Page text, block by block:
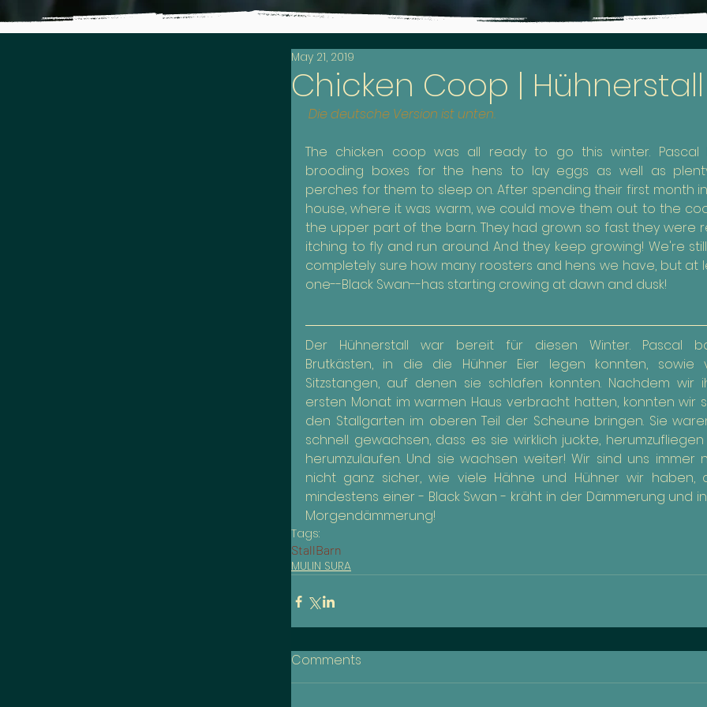
Chicken Coop | Hühnerstall
May 21, 2019
Die deutsche Version ist unten.
The chicken coop was all ready to go this winter. Pascal
brooding boxes for the hens to lay eggs as well as
perches for them to sleep on. After spending their first month
house, where it was warm, we could move them out to the
the upper part of the barn. They had grown so fast they were
itching to fly and run around. And they keep growing! We're
completely sure how many roosters and hens we have, but at
one--Black Swan--has starting crowing at dawn and dusk!
Der Hühnerstall war bereit für diesen Winter. Pascal
Brutkästen, in die die Hühner Eier legen konnten, sowie
Sitzstangen, auf denen sie schlafen konnten. Nachdem wir
ersten Monat im warmen Haus verbracht hatten, konnten wir
den Stallgarten im oberen Teil der Scheune bringen. Sie
schnell gewachsen, dass es sie wirklich juckte,
herumzulaufen. Und sie wachsen weiter! Wir sind uns immer
nicht ganz sicher, wie viele Hähne und Hühner wir haben,
mindestens einer - Black Swan - kräht in der Dämmerung und
Morgendämmerung!
Tags:
StallBarn
MULIN SURA
Comments